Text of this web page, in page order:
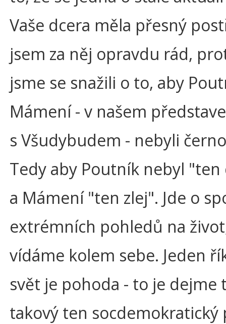
Vaše dcera měla přesný
jsem za něj opravdu rád,
jsme se snažili o to, aby
Mámení - v našem
s Všudybudem - nebyli
Tedy aby Poutník nebyl
a Mámení "ten zlej". Jde o
extrémních pohledů na
vídáme kolem sebe. Jeden
svět je pohoda - to je dejme
takový ten socdemokratický